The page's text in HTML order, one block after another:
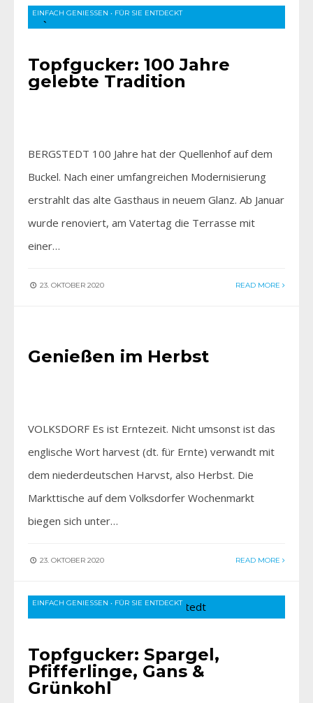
EINFACH GENIESSEN • FÜR SIE ENTDECKT
Topfgucker: 100 Jahre
gelebte Tradition
BERGSTEDT 100 Jahre hat der Quellenhof auf dem
Buckel. Nach einer umfangreichen Modernisierung
erstrahlt das alte Gasthaus in neuem Glanz. Ab Januar
wurde renoviert, am Vatertag die Terrasse mit
einer…
23. OKTOBER 2020 READ MORE
Genießen im Herbst
VOLKSDORF Es ist Erntezeit. Nicht umsonst ist das
englische Wort harvest (dt. für Ernte) verwandt mit
dem niederdeutschen Harvst, also Herbst. Die
Markttische auf dem Volksdorfer Wochenmarkt
biegen sich unter…
23. OKTOBER 2020 READ MORE
EINFACH GENIESSEN • FÜR SIE ENTDECKT
Topfgucker: Spargel,
Pfifferlinge, Gans &
Grünkohl